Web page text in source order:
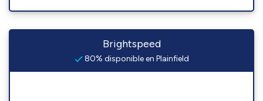
Brightspeed
80% disponible en Plainfield